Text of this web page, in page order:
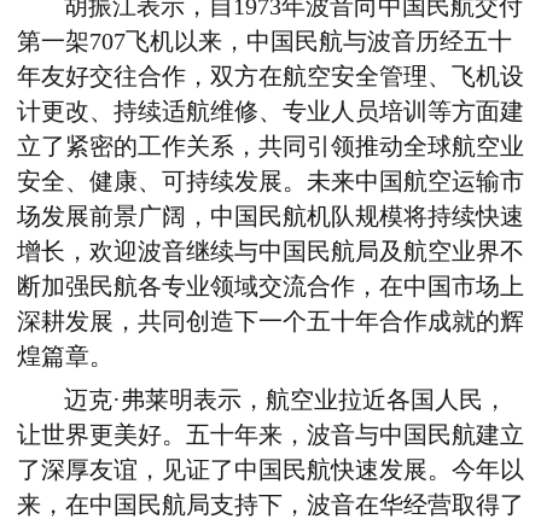
胡振江表示，自1973年波音向中国民航交付
第一架707飞机以来，中国民航与波音历经五十
年友好交往合作，双方在航空安全管理、飞机设
计更改、持续适航维修、专业人员培训等方面建
立了紧密的工作关系，共同引领推动全球航空业
安全、健康、可持续发展。未来中国航空运输市
场发展前景广阔，中国民航机队规模将持续快速
增长，欢迎波音继续与中国民航局及航空业界不
断加强民航各专业领域交流合作，在中国市场上
深耕发展，共同创造下一个五十年合作成就的辉
煌篇章。
迈克·弗莱明表示，航空业拉近各国人民，
让世界更美好。五十年来，波音与中国民航建立
了深厚友谊，见证了中国民航快速发展。今年以
来，在中国民航局支持下，波音在华经营取得了